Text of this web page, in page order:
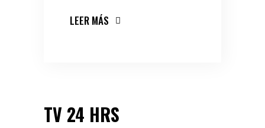
LEER MÁS
TV 24 HRS